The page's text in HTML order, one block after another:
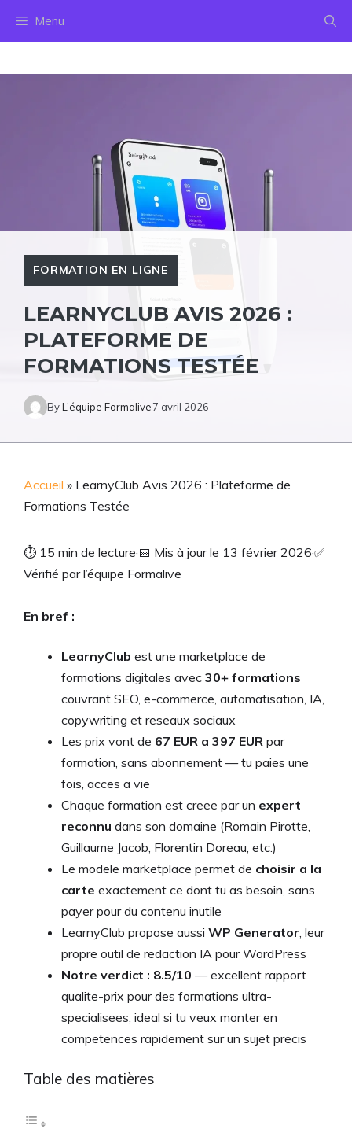
Menu
FORMATION EN LIGNE
LEARNYCLUB AVIS 2026 :
PLATEFORME DE
FORMATIONS TESTÉE
ByL’équipe Formalive7 avril 2026
Accueil » LearnyClub Avis 2026 : Plateforme de
Formations Testée
⏱ 15 min de lecture·📅 Mis à jour le 13 février 2026·✅
Vérifié par l’équipe Formalive
En bref :
LearnyClub est une marketplace de
formations digitales avec 30+ formations
couvrant SEO, e-commerce, automatisation, IA,
copywriting et reseaux sociaux
Les prix vont de 67 EUR a 397 EUR par
formation, sans abonnement — tu paies une
fois, acces a vie
Chaque formation est creee par un expert
reconnu dans son domaine (Romain Pirotte,
Guillaume Jacob, Florentin Doreau, etc.)
Le modele marketplace permet de choisir a la
carte exactement ce dont tu as besoin, sans
payer pour du contenu inutile
LearnyClub propose aussi WP Generator, leur
propre outil de redaction IA pour WordPress
Notre verdict : 8.5/10 — excellent rapport
qualite-prix pour des formations ultra-
specialisees, ideal si tu veux monter en
competences rapidement sur un sujet precis
Table des matières